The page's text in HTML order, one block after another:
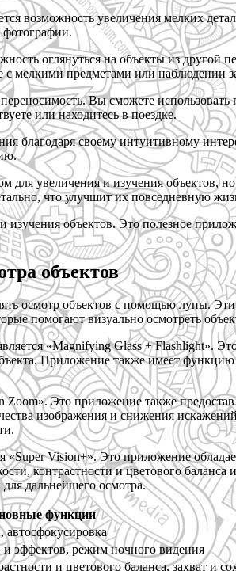
возможность увеличения мелких
фотографии.
оглянуться на объекты из другой
с мелкими предметами или наблюдении
Вы сможете
или находитесь в поездке.
благодаря своему интуитивному
для увеличения и изучения
что улучшит их повседневную
объектов. Это полезное
объектов
осмотр объектов с помощью лупы.
помогают визуально осмотреть
«Magnifying Glass + Flashlight».
Приложение также имеет
Это приложение также
изображения и снижения
Vision+». Это приложение
контрастности и цветового
дальнейшего осмотра.
функции
и эффектов, режим ночного видения
и цветового баланса, захват и